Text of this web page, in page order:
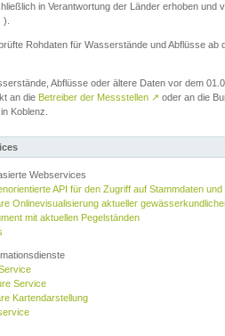
in Verantwortung der Länder erhoben und
).
Rohdaten für Wasserstände und Abflüsse ab
Abflüsse oder ältere Daten vor dem
an die Betreiber der Messstellen ↗ oder an die
Koblenz.
Webservices
API für den Zugriff auf Stammdaten und
Onlinevisualisierung aktueller
mit aktuellen Pegelständen
Service
Kartendarstellung